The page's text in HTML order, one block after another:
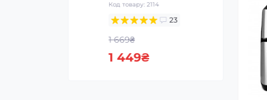
Код товару:2114
23
1 449₴
1